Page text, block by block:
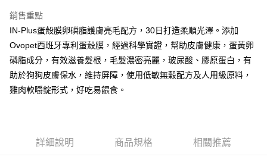
銷售重點
IN-Plus蛋殼膜卵磷脂護膚亮毛配方，30日打造柔順光澤。添加
Ovopet西班牙專利蛋殼膜，經過科學實證，幫助皮膚健康，蛋黃卵
磷脂成分，有效滋養髮根，毛髮濃密亮麗，玻尿酸、膠原蛋白，有
助於狗狗皮膚保水，維持屏障，使用低敏無穀配方及人用級原料，
雞肉軟嚼錠形式，好吃易餵食。
詳細說明 商品規格 相關推薦